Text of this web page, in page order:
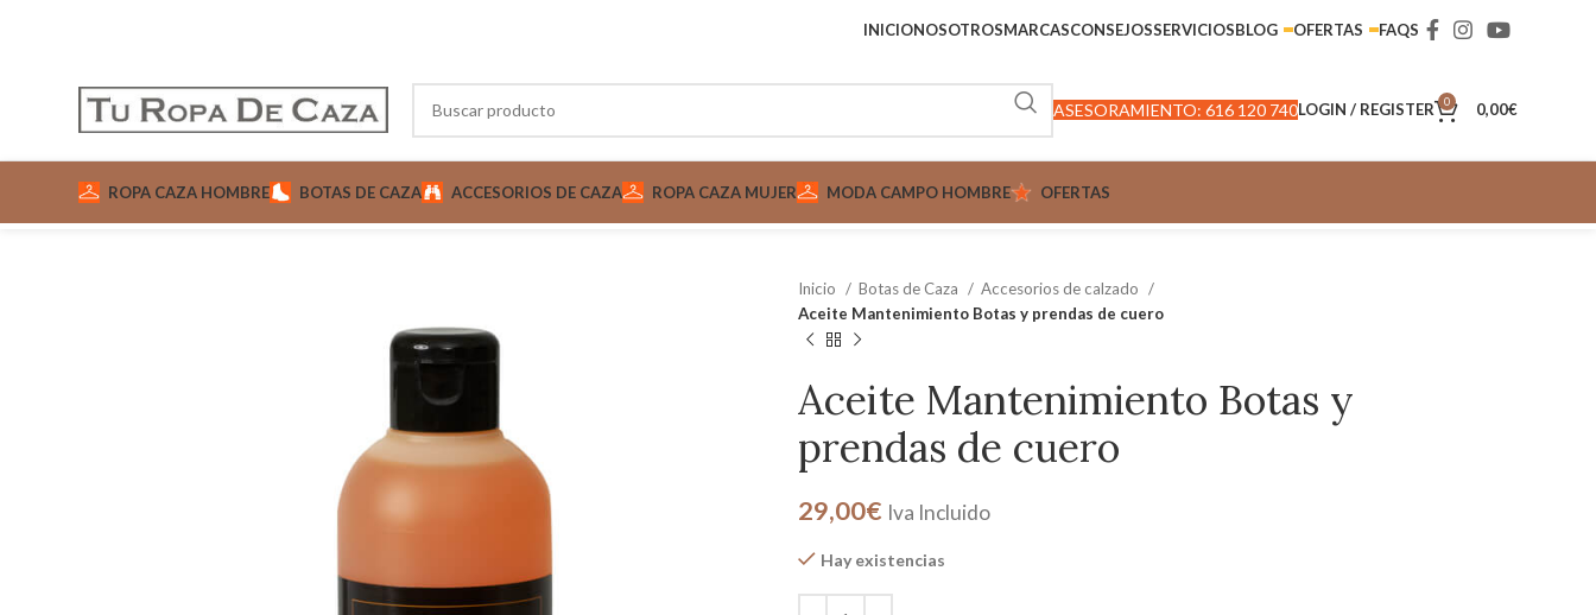
INICIONOSOTROSMARCASCONSEJOSSERVICIOSBLOG OFERTAS FAQS
ASESORAMIENTO: 616 120 740LOGIN / REGISTER 0 0,00€
ROPA CAZA HOMBRE BOTAS DE CAZA ACCESORIOS DE CAZA ROPA CAZA MUJER MODA CAMPO HOMBRE OFERTAS
Inicio Botas de Caza
Accesorios de calzado
Aceite Mantenimiento Botas y prendas de cuero
Aceite Mantenimiento Botas y
prendas de cuero
29,00€ Iva Incluido
Hay existencias